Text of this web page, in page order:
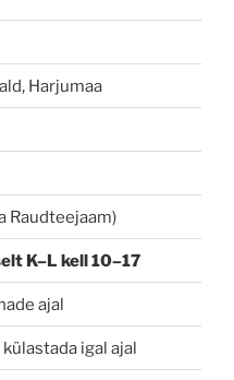
Harjumaa
Raudteejaam)
K–L kell 10–17
ajal
igal ajal